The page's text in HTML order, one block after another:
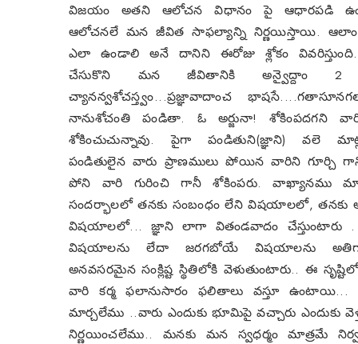
విజయం అతని ఆలోచన విధానం పై ఆధారపడి
ఆలోచనలే మన జీవిత సాఫల్యాన్ని నిర్ణయిస్తాయి.
ఎలా ఉండాలి అనే దానిని ఈరోజు శ్లోకం
చేసుకొని మన జీవితానికి అన్వైద్దాం
చ్యానన్వశోచస్త్వం...ప్రజ్ఞావాదాంచ
నానుశోచంతి పండితా. ఓ అర్జునా! శోకింపదగని
శోకించుచున్నావు. పైగా పండితుని(జ్ఞాని) వలె
పండితులైన వారు ప్రాణములు పోయిన వారిని గూర్చి
పోని వారి గురించి గానీ శోకింపరు. వాఖ్యానము
సందర్భాలలో తనకు సంబంధం లేని విషయాలలో, తనకు
విషయాలలో... జ్ఞాని లాగా వితండవాదం
విషయాలను లేదా జరగబోయే విషయాలను
అనవసరమైన సంక్లిష్ట స్థితిలోకి వెళుతుంటారు.. ఈ
వారి కర్మ ఫలానుసారం ఫలితాలు వస్తూ
మార్చలేము ..వారు ఎందుకు భూమిపై వచ్చారు ఎందుకు
నిర్ణయించలేము.. మనకు మన స్వధర్మం మాత్రమే